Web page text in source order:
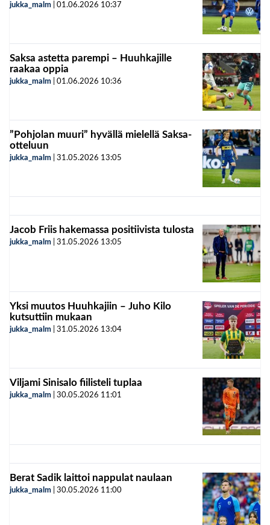
jukka_malm 01.06.2026 10:37
Saksa astetta parempi – Huuhkajille
raakaa oppia
jukka_malm 01.06.2026 10:36
”Pohjolan muuri” hyvällä mielellä Saksa-
otteluun
jukka_malm 31.05.2026 13:05
Jacob Friis hakemassa positiivista tulosta
jukka_malm 31.05.2026 13:05
Yksi muutos Huuhkajiin – Juho Kilo
kutsuttiin mukaan
jukka_malm 31.05.2026 13:04
Viljami Sinisalo fiilisteli tuplaa
jukka_malm 30.05.2026 11:01
Berat Sadik laittoi nappulat naulaan
jukka_malm 30.05.2026 11:00